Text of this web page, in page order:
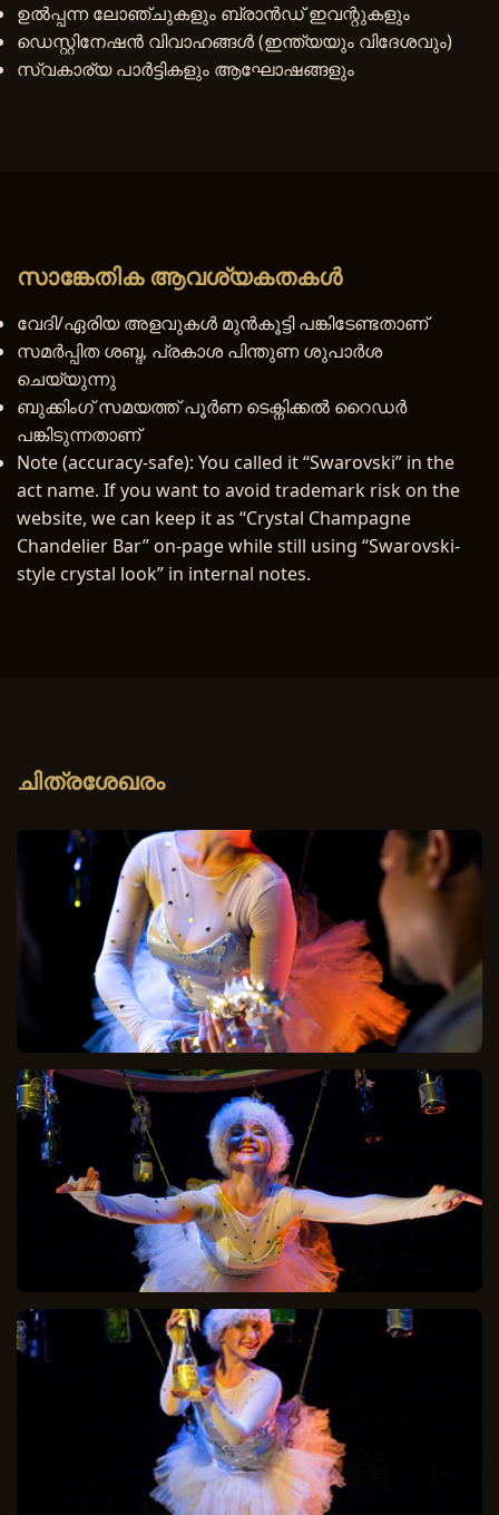
ഉൽപ്പന്ന ലോഞ്ചുകളും ബ്രാൻഡ് ഇവന്റുകളും
ഡെസ്റ്റിനേഷൻ വിവാഹങ്ങൾ (ഇന്ത്യയും വിദേശവും)
സ്വകാര്യ പാർട്ടികളും ആഘോഷങ്ങളും
സാങ്കേതിക ആവശ്യകതകൾ
വേദി/ഏരിയ അളവുകൾ മുൻകൂട്ടി പങ്കിടേണ്ടതാണ്
സമർപ്പിത ശബ്ദ, പ്രകാശ പിന്തുണ ശുപാർശ
ചെയ്യുന്നു
ബുക്കിംഗ് സമയത്ത് പൂർണ ടെക്നിക്കൽ റൈഡർ
പങ്കിടുന്നതാണ്
Note (accuracy-safe): You called it “Swarovski” in the
act name. If you want to avoid trademark risk on the
website, we can keep it as “Crystal Champagne
Chandelier Bar” on-page while still using “Swarovski-
style crystal look” in internal notes.
ചിത്രശേഖരം